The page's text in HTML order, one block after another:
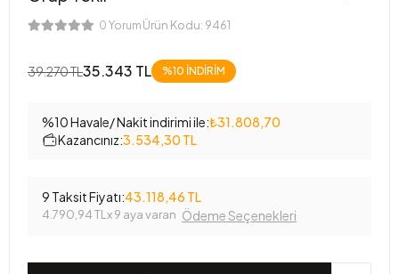
0 Yorum Ürün Kodu: 9461
39.270 TL35.343 TL %10 İNDİRİM
%10 Havale/ Nakit indirimi ile:₺31.808,70
Kazancınız:3.534,30 TL
9 Taksit Fiyatı:43.118,46 TL
4.790,94 TL x 9 aya varan Ödeme Seçenekleri